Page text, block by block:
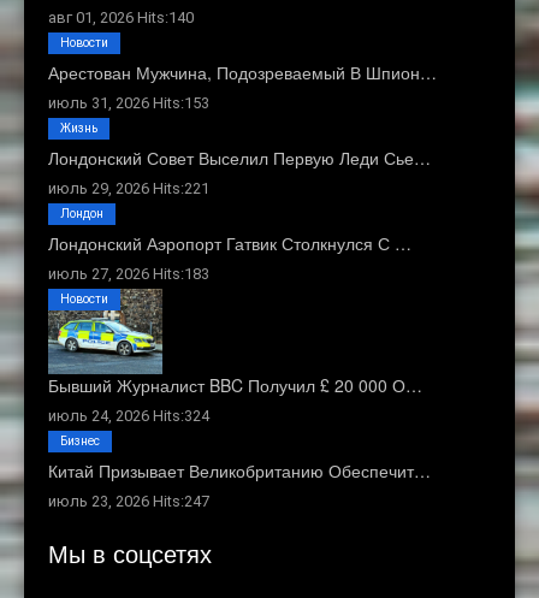
авг 01, 2026 Hits:140
Арестован Мужчина, Подозреваемый В Шпион…
июль 31, 2026 Hits:153
Новости
Лондонский Совет Выселил Первую Леди Сье…
июль 29, 2026 Hits:221
Жизнь
Лондонский Аэропорт Гатвик Столкнулся С …
июль 27, 2026 Hits:183
Лондон
Бывший Журналист BBC Получил £ 20 000 О…
июль 24, 2026 Hits:324
Новости
Китай Призывает Великобританию Обеспечит…
июль 23, 2026 Hits:247
Бизнес
Мы в соцсетях